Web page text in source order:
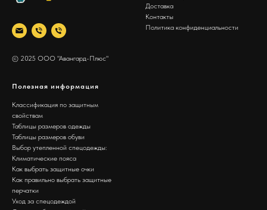
© 2025 ООО "Авангард-Плюс"
Доставка
Контакты
Политика конфиденциальности
Полезная информация
Классификация по защитным
свойствам
Таблицы размеров одежды
Таблицы размеров обуви
Выбор утепленной спецодежды:
Климатические пояса
Как выбрать защитные очки
Как правильно выбрать защитные
перчатки
Уход за спецодеждой